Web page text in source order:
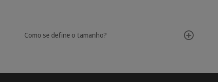
Como se define o tamanho?